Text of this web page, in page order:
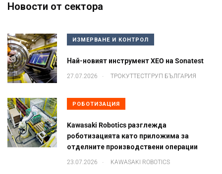
Новости от сектора
ИЗМЕРВАНЕ И КОНТРОЛ
Най-новият инструмент XEO на Sonatest
27.07.2026 . ТРОКУТТЕСТГРУП БЪЛГАРИЯ
РОБОТИЗАЦИЯ
Kawasaki Robotics разглежда
роботизацията като приложима за
отделните производствени операции
23.07.2026 . KAWASAKI ROBOTICS